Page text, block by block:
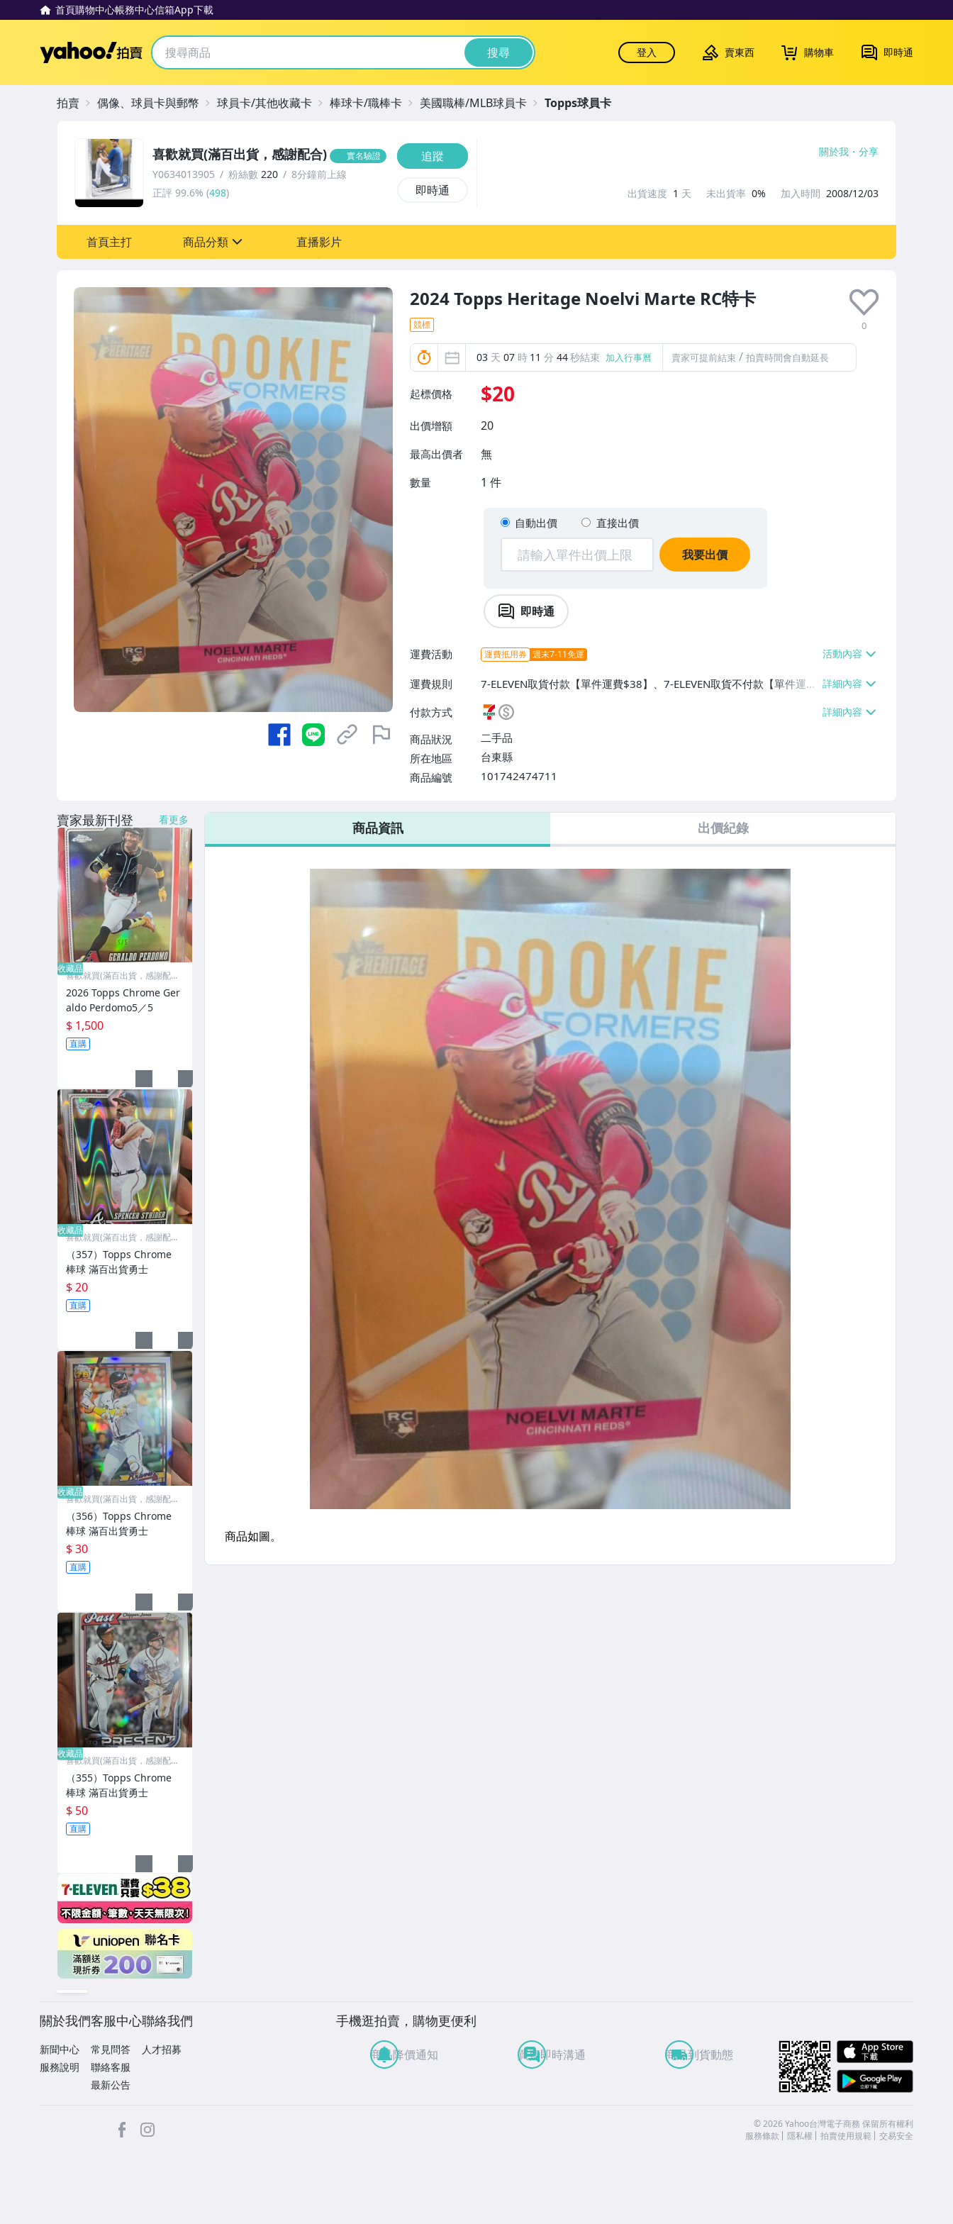
首頁購物中心帳務中心信箱App下載
Yahoo拍賣 搜尋 登入 賣東西 購物車 即時通
2024 Topps Heritage Noelvi Marte RC特卡
0
競標
03 天 07 時 11 分 43秒結束 加入行事曆 賣家可提前結束 / 拍賣時間會自動延長
起標價格 $20
出價增額 20
最高出價者 無
數量 1 件
自動出價 直接出價
我要出價
即時通
運費活動 運費抵用券 週末7-11免運
運費規則
7-ELEVEN取貨付款【單件運費$38】、7-ELEVEN取貨不付款【單件運費
$38】
付款方式
商品狀況
二手品
所在地區
台東縣
商品編號
101742474711
7-ELEVEN 運費只要38元
喜歡就買(滿百出貨，感謝配合) 實名驗證
Y0634013905 粉絲數 220
8分鐘前上線
正評 99.6% (498)
追蹤
即時通
關於我 分享
出貨速度 1 天 未出貨率 0% 加入時間 2008/12/03
首頁主打 商品分類
偶像、球員卡與郵幣
直播影片
拍賣 偶像、球員卡與郵幣 球員卡/其他收藏卡 棒球卡/職棒卡 美國職棒/MLB球員卡 Topps球員卡
商品資訊 出價紀錄
賣家最新刊登 看更多
收藏品
喜歡就買(滿百出貨，感謝配
2026 Topps Chrome Ger
aldo Perdomo5／5
$ 1,500
直購
收藏品
喜歡就買(滿百出貨，感謝配
（357）Topps Chrome
棒球 滿百出貨勇士
$ 20
直購
收藏品
喜歡就買(滿百出貨，感謝配
（356）Topps Chrome
棒球 滿百出貨勇士
$ 30
直購
收藏品
喜歡就買(滿百出貨，感謝配
（355）Topps Chrome
棒球 滿百出貨勇士
$ 50
直購
關於我們
新聞中心
服務說明
客服中心
常見問答
聯絡客服
最新公告
聯絡我們
人才招募
手機逛拍賣，購物更便利
商品降價通知 買賣即時溝通 商品到貨動態
facebook ©2026 Yahoo台灣電子商務 保留所有權利
服務條款
隱私權 拍賣使用規範 交易安全